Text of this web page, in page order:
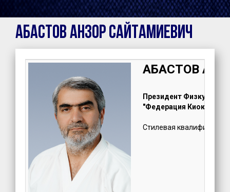
сайту
АБАСТОВ Анзор Сайтамиевич
АБАСТОВ
Президент
"Федерация Киокушин
Стилевая